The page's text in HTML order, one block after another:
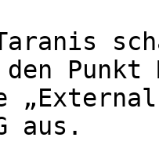
Punkt
aus.